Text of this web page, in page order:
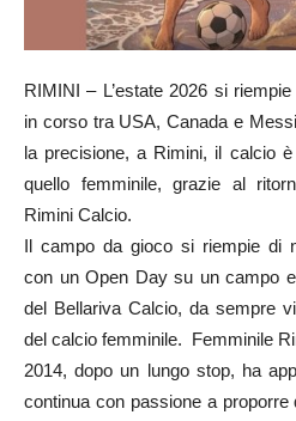
RIMINI – L’estate 2026 si
in corso tra USA, Canada e
la precisione, a Rimini, il calcio
quello femminile, grazie al
Rimini Calcio.
Il campo da gioco si riempie di
con un Open Day su un campo
del Bellariva Calcio, da sempre
del calcio femminile. Femminile
2014, dopo un lungo stop, ha
continua con passione a